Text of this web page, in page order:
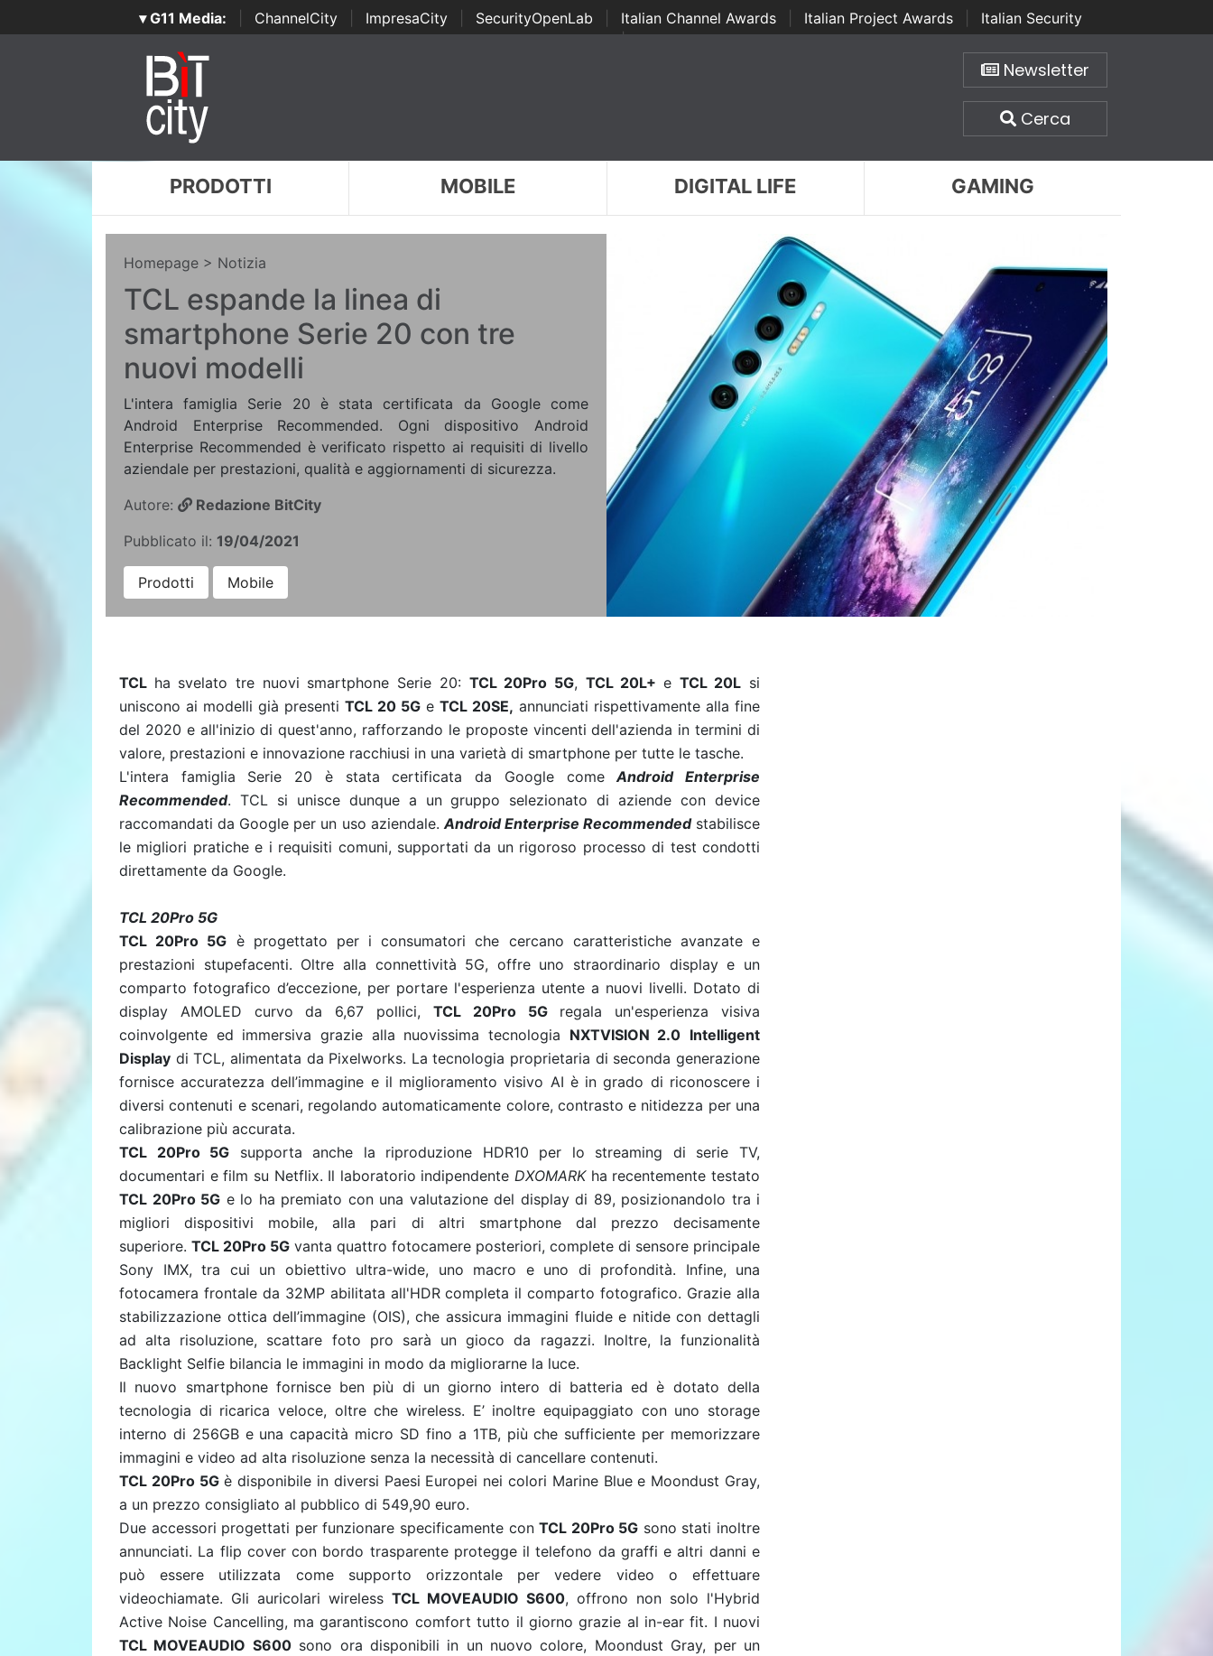
▾ G11 Media: ChannelCity ImpresaCity SecurityOpenLab Italian Channel Awards Italian Project Awards
Italian Security
Awards | ...
Newsletter
Cerca
PRODOTTI MOBILE DIGITAL LIFE GAMING
Homepage > Notizia
TCL espande la linea di
smartphone Serie 20 con tre
nuovi modelli
L'intera famiglia Serie 20 è stata certificata da Google come
Android Enterprise Recommended. Ogni dispositivo Android
Enterprise Recommended è verificato rispetto ai requisiti di livello
aziendale per prestazioni, qualità e aggiornamenti di sicurezza.
Autore:
Redazione BitCity
Pubblicato il: 19/04/2021
Prodotti Mobile
TCL ha svelato tre nuovi smartphone Serie 20: TCL 20Pro 5G, TCL 20L+ e TCL 20L si
uniscono ai modelli già presenti TCL 20 5G e TCL 20SE, annunciati rispettivamente alla fine
del 2020 e all'inizio di quest'anno, rafforzando le proposte vincenti dell'azienda in termini di
valore, prestazioni e innovazione racchiusi in una varietà di smartphone per tutte le tasche.
L'intera famiglia Serie 20 è stata certificata da Google comeAndroid Enterprise
Recommended. TCL si unisce dunque a un gruppo selezionato di aziende con device
raccomandati da Google per un uso aziendale.Android Enterprise Recommendedstabilisce
le migliori pratiche e i requisiti comuni, supportati da un rigoroso processo di test condotti
direttamente da Google.
TCL 20Pro 5G
TCL 20Pro 5G è progettato per i consumatori che cercano caratteristiche avanzate e
prestazioni stupefacenti. Oltre alla connettività 5G, offre uno straordinario display e un
comparto fotografico d’eccezione, per portare l'esperienza utente a nuovi livelli. Dotato di
display AMOLED curvo da 6,67 pollici, TCL 20Pro 5Gregala un'esperienza visiva
coinvolgente ed immersiva grazie alla nuovissima tecnologia NXTVISION 2.0 Intelligent
Display di TCL, alimentata da Pixelworks. La tecnologia proprietaria di seconda generazione
fornisce accuratezza dell’immagine e il miglioramento visivo AI è in grado di riconoscere i
diversi contenuti e scenari, regolando automaticamente colore, contrasto e nitidezza per una
calibrazione più accurata.
TCL 20Pro 5G supporta anche la riproduzione HDR10 per lo streaming di serie TV,
documentari e film su Netflix. Il laboratorio indipendenteDXOMARKha recentemente testato
TCL 20Pro 5G e lo ha premiato con una valutazione del display di 89, posizionandolo tra i
migliori dispositivi mobile, alla pari di altri smartphone dal prezzo decisamente
superiore. TCL 20Pro 5G vanta quattro fotocamere posteriori, complete di sensore principale
Sony IMX, tra cui un obiettivo ultra-wide, uno macro e uno di profondità. Infine, una
fotocamera frontale da 32MP abilitata all'HDR completa il comparto fotografico. Grazie alla
stabilizzazione ottica dell’immagine (OIS), che assicura immagini fluide e nitide con dettagli
ad alta risoluzione, scattare foto pro sarà un gioco da ragazzi. Inoltre, la funzionalità
Backlight Selfie bilancia le immagini in modo da migliorarne la luce.
Il nuovo smartphone fornisce ben più di un giorno intero di batteria ed è dotato della
tecnologia di ricarica veloce, oltre che wireless. E’ inoltre equipaggiato con uno storage
interno di 256GB e una capacità micro SD fino a 1TB, più che sufficiente per memorizzare
immagini e video ad alta risoluzione senza la necessità di cancellare contenuti.
TCL 20Pro 5Gè disponibile in diversi Paesi Europei nei colori Marine Blue e Moondust Gray,
a un prezzo consigliato al pubblico di 549,90 euro.
Due accessori progettati per funzionare specificamente conTCL 20Pro 5G sono stati inoltre
annunciati. La flip cover con bordo trasparente protegge il telefono da graffi e altri danni e
può essere utilizzata come supporto orizzontale per vedere video o effettuare
videochiamate. Gli auricolari wireless TCL MOVEAUDIO S600, offrono non solo l'Hybrid
Active Noise Cancelling, ma garantiscono comfort tutto il giorno grazie al in-ear fit. I nuovi
TCL MOVEAUDIO S600sono ora disponibili in un nuovo colore, Moondust Gray, per un